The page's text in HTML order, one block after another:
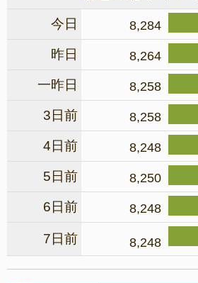
今日 8,284
昨日 8,264
一昨日 8,258
3日前 8,258
4日前 8,248
5日前 8,250
6日前 8,248
7日前 8,248